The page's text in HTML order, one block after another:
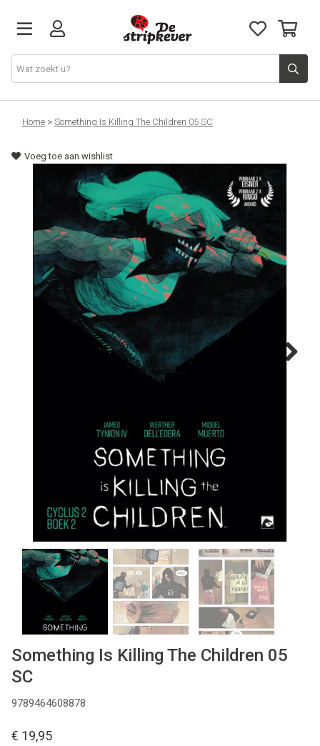
STRIPKEVER
NIEUWE RELEASES
STRIPS
JEUGD
GRAPHIC NOVELS
CONTACT
Home > Something Is Killing The Children 05 SC
Voeg toe aan wishlist
Something Is Killing The Children 05
SC
9789464608878
€ 19,95